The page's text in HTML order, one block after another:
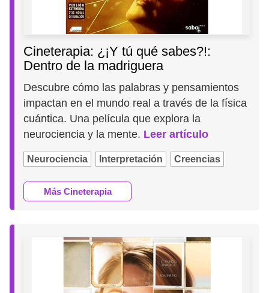
Cineterapia: ¿¡Y tú qué sabes?!:
Dentro de la madriguera
Descubre cómo las palabras y pensamientos
impactan en el mundo real a través de la física
cuántica. Una película que explora la
neurociencia y la mente. Leer artículo
Neurociencia Interpretación Creencias
Más Cineterapia